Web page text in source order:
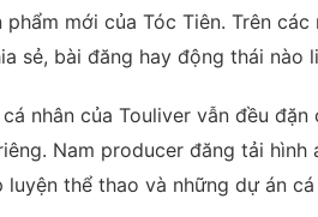
mới của Tóc Tiên. Trên
sẻ, bài đăng hay động thái nào
nhân của Touliver vẫn đều
Nam producer đăng tải
luyện thể thao và những dự án cá